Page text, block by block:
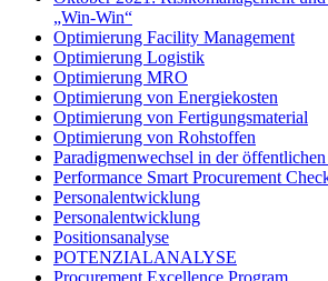
„Win-Win“
Optimierung Facility Management
Optimierung Logistik
Optimierung MRO
Optimierung von Energiekosten
Optimierung von Fertigungsmaterial
Optimierung von Rohstoffen
Paradigmenwechsel in der
Performance Smart Procurement
Personalentwicklung
Personalentwicklung
Positionsanalyse
POTENZIALANALYSE